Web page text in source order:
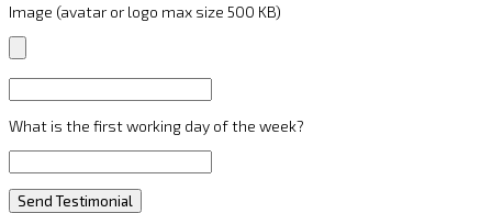
Image (avatar or logo max size 500 KB)
What is the first working day of the week?
Send Testimonial